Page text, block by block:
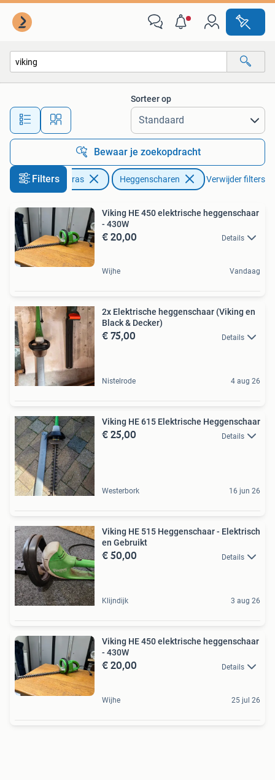
Alle afstanden…
Sorteer op
Bewaar je zoekopdracht
Filters
Tuin en Terras Heggenscharen Verwijder filters
Viking HE 450 elektrische heggenschaar
- 430W
€ 20,00 Details
Wijhe Vandaag
2x Elektrische heggenschaar (Viking en
Black & Decker)
€ 75,00 Details
Nistelrode 4 aug 26
Viking HE 615 Elektrische Heggenschaar
€ 25,00 Details
Westerbork 16 jun 26
Viking HE 515 Heggenschaar - Elektrisch
en Gebruikt
€ 50,00 Details
Klijndijk 3 aug 26
Viking HE 450 elektrische heggenschaar
- 430W
€ 20,00 Details
Wijhe 25 jul 26